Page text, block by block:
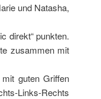
und Natasha,
direkt“ punkten.
zusammen mit
guten Griffen
Links-Rechts